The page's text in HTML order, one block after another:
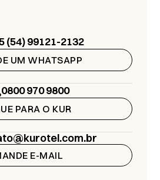
(54) 99121-2132
UM WHATSAPP
0800 970 9800
PARA O KUR
E-MAIL